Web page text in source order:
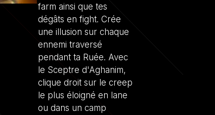
farm ainsi que tes
dégâts en fight. Crée
une illusion sur chaque
ennemi traversé
pendant ta Ruée. Avec
le Sceptre d'Aghanim,
clique droit sur le creep
le plus éloigné en lane
ou dans un camp